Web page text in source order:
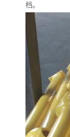
档。